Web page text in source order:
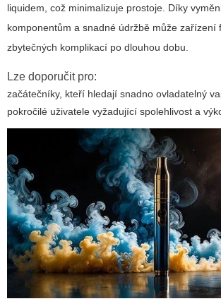
liquidem, což minimalizuje prostoje. Díky
komponentům a snadné údržbě může zařízení
zbytečných komplikací po dlouhou dobu.
Lze doporučit pro:
začátečníky, kteří hledají snadno ovladatelný
pokročilé uživatele vyžadující spolehlivost a